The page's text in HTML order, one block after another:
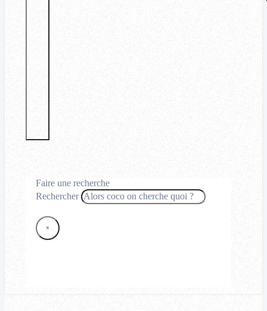
Faire une recherche
Rechercher
×